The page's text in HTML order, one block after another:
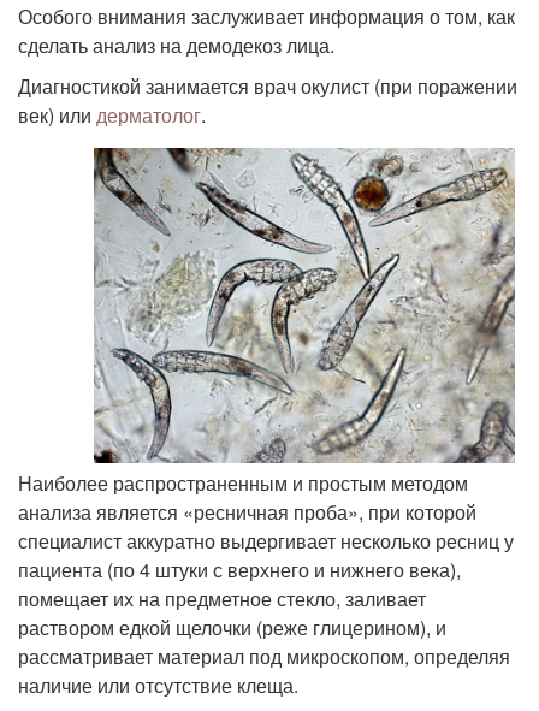
Особого внимания заслуживает информация о том, как
сделать анализ на демодекоз лица.
Диагностикой занимается врач окулист (при поражении
век) или дерматолог.
Наиболее распространенным и простым методом
анализа является «ресничная проба», при которой
специалист аккуратно выдергивает несколько ресниц у
пациента (по 4 штуки с верхнего и нижнего века),
помещает их на предметное стекло, заливает
раствором едкой щелочки (реже глицерином), и
рассматривает материал под микроскопом, определяя
наличие или отсутствие клеща.